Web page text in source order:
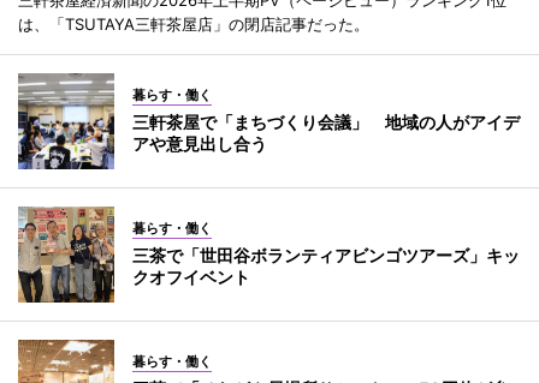
は、「TSUTAYA三軒茶屋店」の閉店記事だった。
暮らす・働く
三軒茶屋で「まちづくり会議」 地域の人がアイデ
アや意見出し合う
暮らす・働く
三茶で「世田谷ボランティアビンゴツアーズ」キッ
クオフイベント
暮らす・働く